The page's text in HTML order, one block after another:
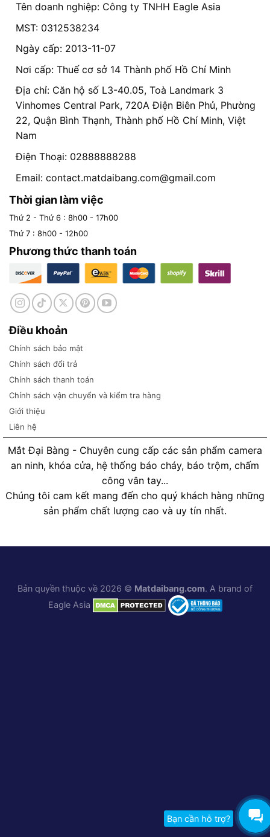
Tên doanh nghiệp: Công ty TNHH Eagle Asia
MST: 0312538234
Ngày cấp: 2013-11-07
Nơi cấp: Thuế cơ sở 14 Thành phố Hồ Chí Minh
Địa chỉ: Căn hộ số L3-40.05, Toà Landmark 3
Vinhomes Central Park, 720A Điện Biên Phủ, Phường
22, Quận Bình Thạnh, Thành phố Hồ Chí Minh, Việt
Nam
Điện Thoại: 02888888288
Email: contact.matdaibang.com@gmail.com
Thời gian làm việc
Thứ 2 - Thứ 6 : 8h00 - 17h00
Thứ 7 : 8h00 - 12h00
Phương thức thanh toán
Điều khoản
Chính sách bảo mật
Chính sách đổi trả
Chính sách thanh toán
Chính sách vận chuyển và kiểm tra hàng
Giới thiệu
Liên hệ
Mắt Đại Bàng - Chuyên cung cấp các sản phẩm camera
an ninh, khóa cửa, hệ thống báo cháy, báo trộm, chấm
công vân tay...
Chúng tôi cam kết mang đến cho quý khách hàng những
sản phẩm chất lượng cao và uy tín nhất.
Bạn cần hỗ trợ?
Bản quyền thuộc về 2026 © Matdaibang.com. A brand of
Eagle Asia